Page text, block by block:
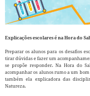
Explicações escolares é na Hora do
Preparar os alunos para os desafios
tirar dúvidas e fazer um
se propõe responder. Na Hora do
acompanhar os alunos rumo a um
também ela explicadora das
Natureza.